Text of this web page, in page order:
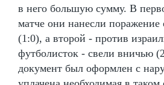
в него большую сумму. В
матче они нанесли
(1:0), а второй - против
футболисток - свели вничью
документ был оформлен с